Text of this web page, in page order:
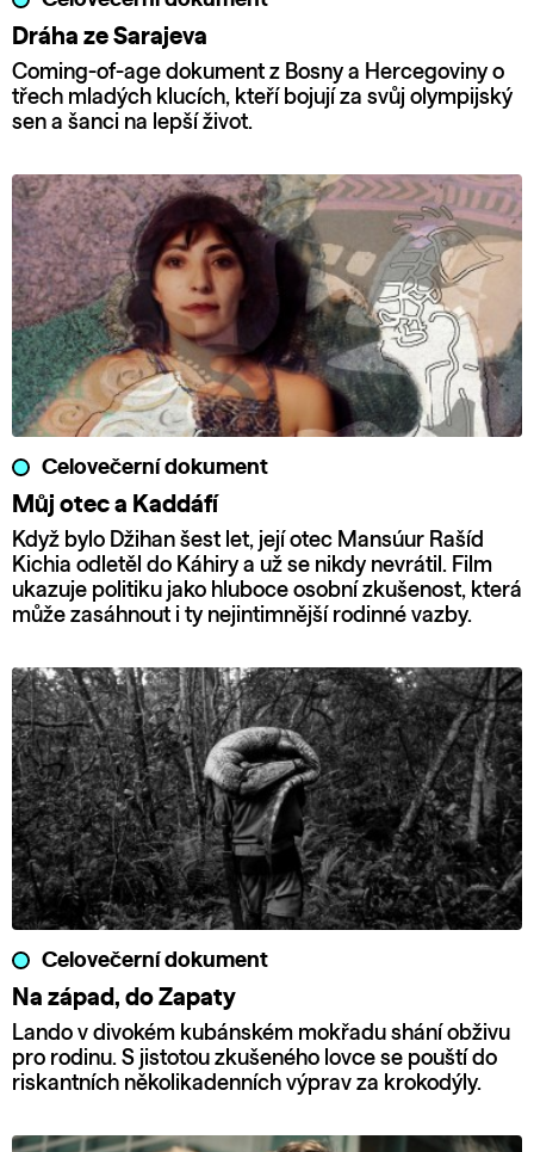
Dráha ze Sarajeva
Coming-of-age dokument z Bosny a Hercegoviny o
třech mladých klucích, kteří bojují za svůj olympijský
sen a šanci na lepší život.
Celovečerní dokument
Můj otec a Kaddáfí
Když bylo Džihan šest let, její otec Mansúur Rašíd
Kichia odletěl do Káhiry a už se nikdy nevrátil. Film
ukazuje politiku jako hluboce osobní zkušenost, která
může zasáhnout i ty nejintimnější rodinné vazby.
Celovečerní dokument
Na západ, do Zapaty
Lando v divokém kubánském mokřadu shání obživu
pro rodinu. S jistotou zkušeného lovce se pouští do
riskantních několikadenních výprav za krokodýly.